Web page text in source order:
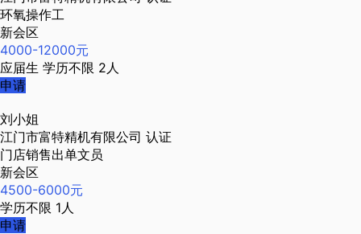
环氧操作工
新会区
4000-12000元
应届生 学历不限 2人
申请
刘小姐
江门市富特精机有限公司 认证
门店销售出单文员
新会区
4500-6000元
学历不限 1人
申请